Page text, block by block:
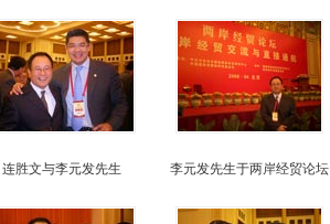
连胜文与李元发先生 李元发先生于两岸经贸论坛